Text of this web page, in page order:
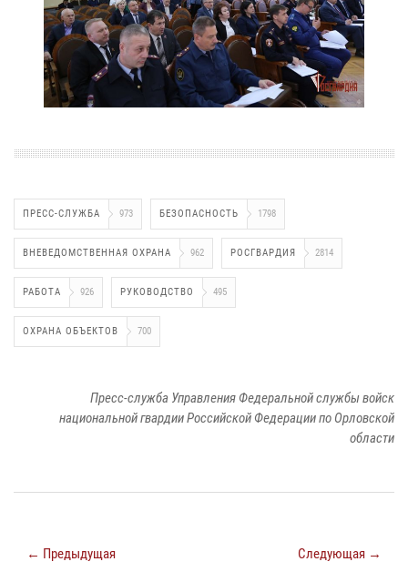
ПРЕСС-СЛУЖБА 973 БЕЗОПАСНОСТЬ 1798
ВНЕВЕДОМСТВЕННАЯ ОХРАНА 962 РОСГВАРДИЯ 2814
РАБОТА 926 РУКОВОДСТВО 495
ОХРАНА ОБЪЕКТОВ 700
Пресс-служба Управления Федеральной службы войск
национальной гвардии Российской Федерации по Орловской
области
← Предыдущая Следующая →